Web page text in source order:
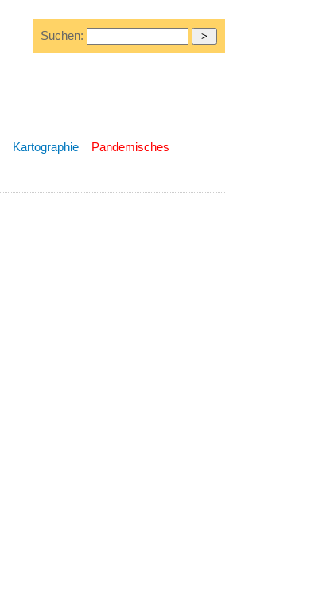
Suchen:
Kartographie
Pandemisches